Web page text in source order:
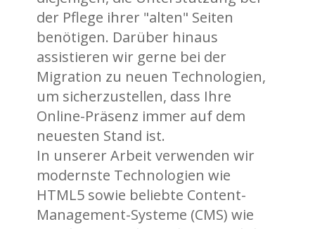
der Pflege ihrer "alten" Seiten
benötigen. Darüber hinaus
assistieren wir gerne bei der
Migration zu neuen Technologien,
um sicherzustellen, dass Ihre
Online-Präsenz immer auf dem
neuesten Stand ist.
In unserer Arbeit verwenden wir
modernste Technologien wie
HTML5 sowie beliebte Content-
Management-Systeme (CMS) wie